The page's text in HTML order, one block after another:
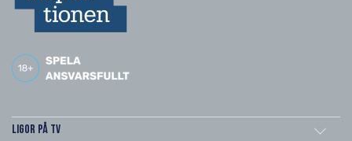
Ligor på TV